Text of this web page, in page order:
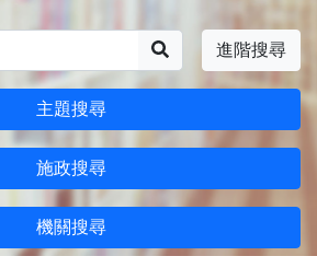
進階搜尋
主題搜尋
施政搜尋
機關搜尋